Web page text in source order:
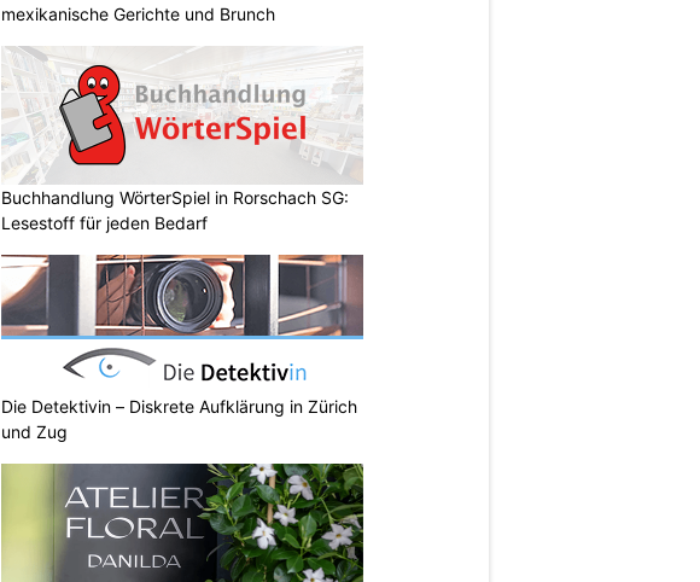
mexikanische Gerichte und Brunch
Buchhandlung WörterSpiel in Rorschach SG:
Lesestoff für jeden Bedarf
Die Detektivin – Diskrete Aufklärung in Zürich
und Zug